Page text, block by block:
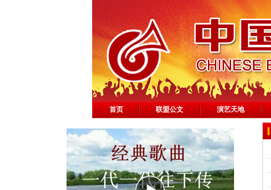
首页 联盟公文 演艺天地